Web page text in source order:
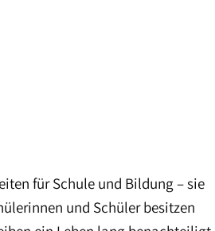
für Schule und Bildung – sie
und Schüler besitzen